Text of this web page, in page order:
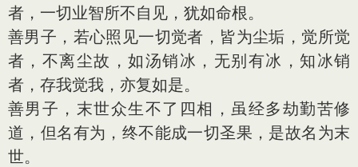
者，一切业智所不自见，犹如命根。
善男子，若心照见一切觉者，皆为尘垢，觉所觉
者，不离尘故，如汤销冰，无别有冰，知冰销
者，存我觉我，亦复如是。
善男子，末世众生不了四相，虽经多劫勤苦修
道，但名有为，终不能成一切圣果，是故名为末
世。